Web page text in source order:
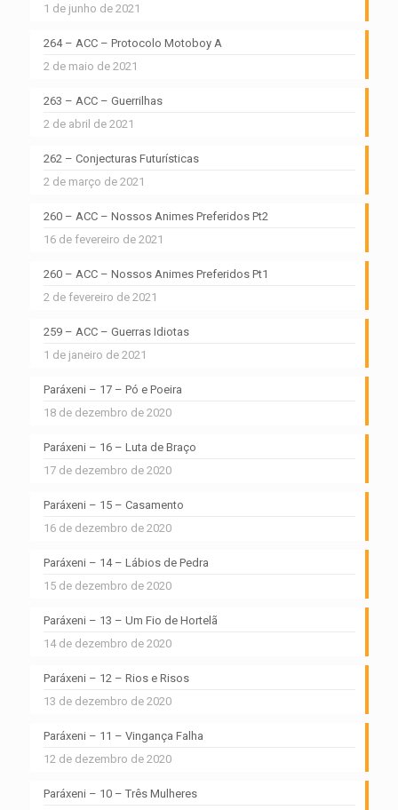
1 de junho de 2021
264 – ACC – Protocolo Motoboy A
2 de maio de 2021
263 – ACC – Guerrilhas
2 de abril de 2021
262 – Conjecturas Futurísticas
2 de março de 2021
260 – ACC – Nossos Animes Preferidos Pt2
16 de fevereiro de 2021
260 – ACC – Nossos Animes Preferidos Pt1
2 de fevereiro de 2021
259 – ACC – Guerras Idiotas
1 de janeiro de 2021
Paráxeni – 17 – Pó e Poeira
18 de dezembro de 2020
Paráxeni – 16 – Luta de Braço
17 de dezembro de 2020
Paráxeni – 15 – Casamento
16 de dezembro de 2020
Paráxeni – 14 – Lábios de Pedra
15 de dezembro de 2020
Paráxeni – 13 – Um Fio de Hortelã
14 de dezembro de 2020
Paráxeni – 12 – Rios e Risos
13 de dezembro de 2020
Paráxeni – 11 – Vingança Falha
12 de dezembro de 2020
Paráxeni – 10 – Três Mulheres